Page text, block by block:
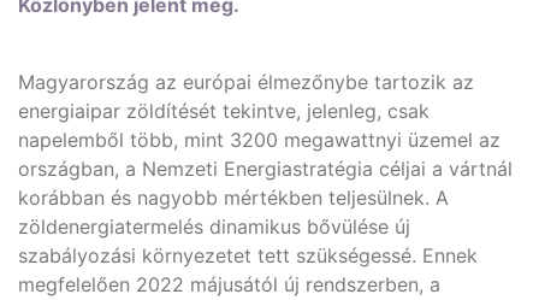
Közlönyben jelent meg.
Magyarország az európai élmezőnybe tartozik az
energiaipar zöldítését tekintve, jelenleg, csak
napelemből több, mint 3200 megawattnyi üzemel az
országban, a Nemzeti Energiastratégia céljai a vártnál
korábban és nagyobb mértékben teljesülnek. A
zöldenergiatermelés dinamikus bővülése új
szabályozási környezetet tett szükségessé. Ennek
megfelelően 2022 májusától új rendszerben, a